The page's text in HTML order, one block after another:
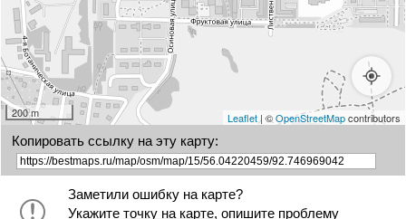
+
200 m Leaflet| ©OpenStreetMapcontributors
Копировать ссылку на эту карту:
Заметили ошибку на карте?
Укажите точку на карте, опишите проблему